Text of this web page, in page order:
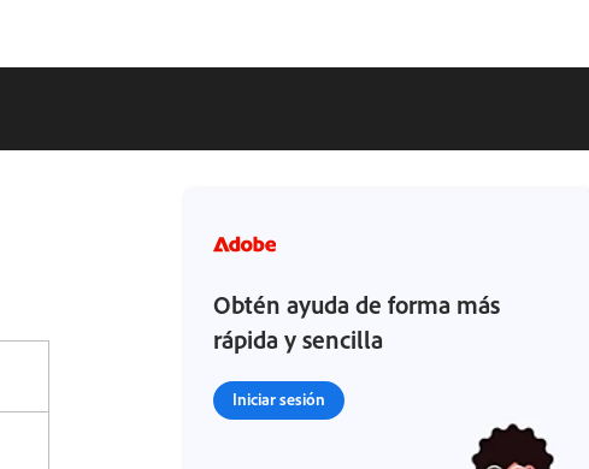
Obtén ayuda de forma más
rápida y sencilla
Iniciar sesión